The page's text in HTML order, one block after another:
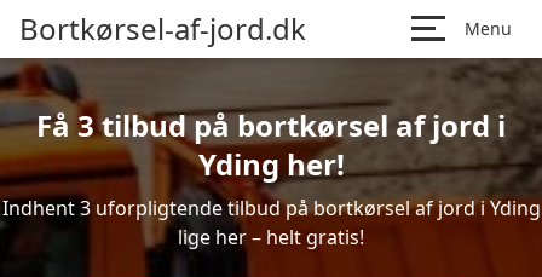
Bortkørsel-af-jord.dk Menu
Få 3 tilbud på bortkørsel af jord i
Yding her!
Indhent 3 uforpligtende tilbud på bortkørsel af jord i Yding
lige her – helt gratis!